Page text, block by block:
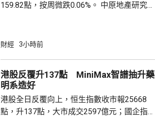
159.82點，按周微跌0.06%。 中原地產研究部
強硬，造成拉鋸局面，致成交量減少，樓價出
點，未有轉勢向下。她指，近期內地接連執行
多項資金管理措施令股市波動，業主買家均轉
趨觀望，部分業主...
財經 3小時前
港股反覆升137點 MiniMax智譜抽升藥
明系造好
港股全日反覆向上，恒生指數收市報25668
點，升137點，大市成交2597億元；國企指數